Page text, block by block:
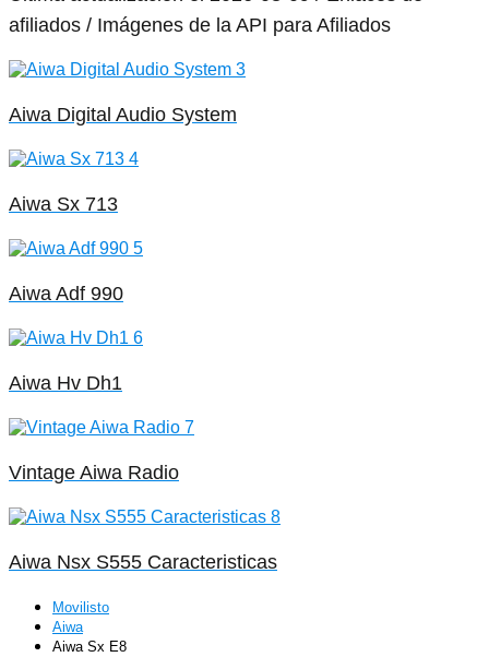
afiliados / Imágenes de la API para Afiliados
Aiwa Digital Audio System
Aiwa Sx 713
Aiwa Adf 990
Aiwa Hv Dh1
Vintage Aiwa Radio
Aiwa Nsx S555 Caracteristicas
Movilisto
Aiwa
Aiwa Sx E8